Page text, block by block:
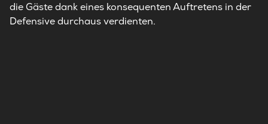
die Gäste dank eines konsequenten Auftretens in der
Defensive durchaus verdienten.